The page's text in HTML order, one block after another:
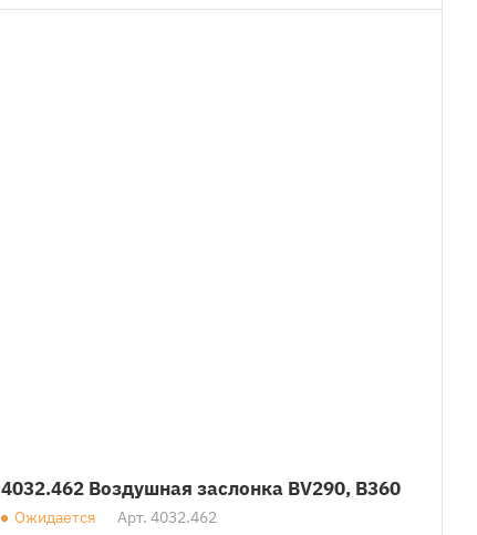
4032.462 Воздушная заслонка BV290, B360
Ожидается Арт.4032.462